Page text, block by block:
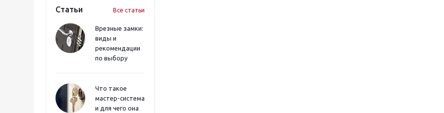
Статьи Все статьи
Врезные замки:
виды и
рекомендации
по выбору
Что такое
мастер-система
и для чего она